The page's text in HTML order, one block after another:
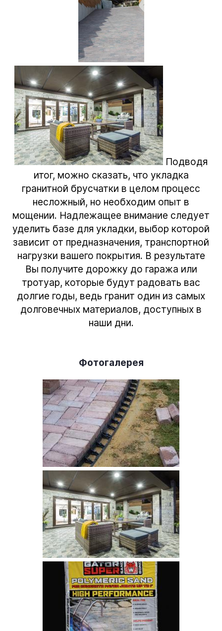
Подводя
итог, можно сказать, что укладка
гранитной брусчатки в целом процесс
несложный, но необходим опыт в
мощении. Надлежащее внимание следует
уделить базе для укладки, выбор которой
зависит от предназначения, транспортной
нагрузки вашего покрытия. В результате
Вы получите дорожку до гаража или
тротуар, которые будут радовать вас
долгие годы, ведь гранит один из самых
долговечных материалов, доступных в
наши дни.
Фотогалерея